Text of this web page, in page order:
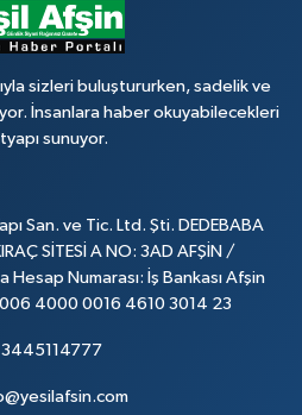
sizleri buluştururken, sadelik ve
İnsanlara haber okuyabilecekleri
sunuyor.
San. ve Tic. Ltd. Şti. DEDEBABA
SİTESİ A NO: 3AD AFŞİN /
Hesap Numarası: İş Bankası Afşin
4000 0016 4610 3014 23
3445114777